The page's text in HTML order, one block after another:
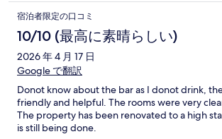
宿泊者限定の口コミ
10/10 (最高に素晴らしい)
2026 年 4 月 17 日
Google で翻訳
Donot know about the bar as I donot drink,
friendly and helpful. The rooms were very
The property has been renovated to a high
is still being done.